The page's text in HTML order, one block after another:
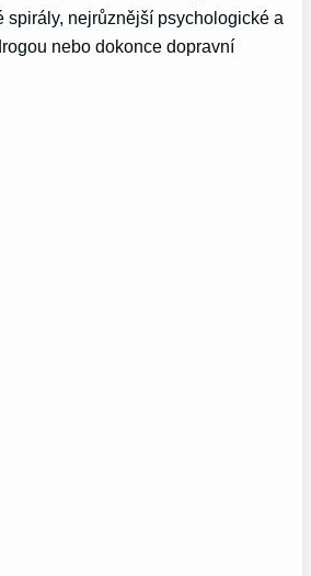
spirály, nejrůznější psychologické a
nebo dokonce dopravní